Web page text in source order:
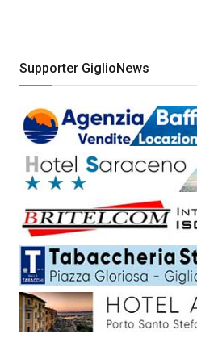
Supporter GiglioNews